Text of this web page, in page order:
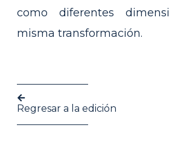
como diferentes
misma transformación.
Regresar a la edición